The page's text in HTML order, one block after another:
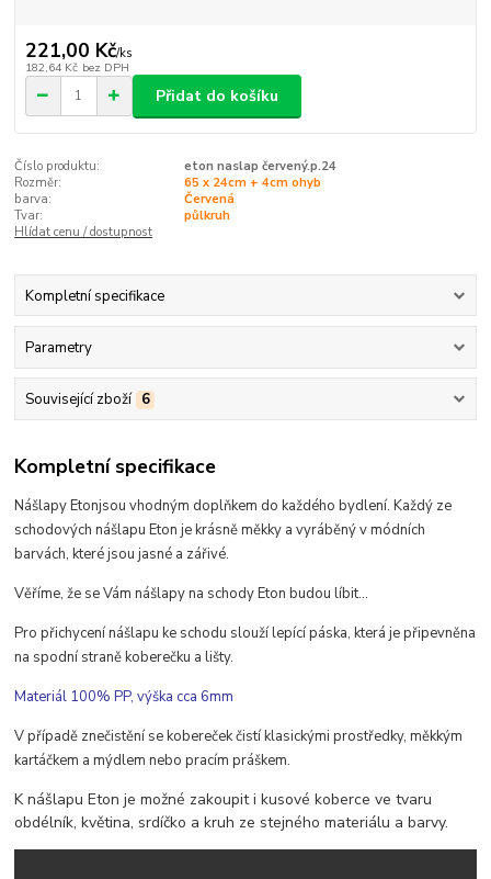
221,00 Kč/ks
182,64 Kč bez DPH
Přidat do košíku
Číslo produktu:
eton naslap červený.p.24
Rozměr:
65 x 24cm + 4cm ohyb
barva:
Červená
Tvar:
půlkruh
Hlídat cenu / dostupnost
Kompletní specifikace
Parametry
Související zboží 6
Kompletní specifikace
Nášlapy Etonjsouvhodným doplňkem do každého bydlení. Každý ze
schodových nášlapu Eton je krásně měkky a vyráběný v módních
barvách, kteréjsou jasné a zářivé.
Věříme, že se Vám nášlapy na schody Eton budou líbit...
Pro přichycení nášlapu ke schodu slouží lepící páska, která je připevněna
na spodní straně koberečku a lišty.
Materiál 100% PP, výška cca 6mm
V případě znečistění se kobereček čistí klasickými prostředky, měkkým
kartáčkem a mýdlem nebo pracím práškem.
K nášlapu Eton je možné zakoupit i kusové koberce ve tvaru
obdélník, květina, srdíčko a kruh ze stejného materiálu a barvy.